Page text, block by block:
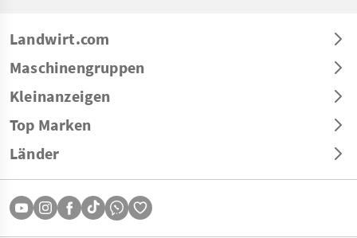
Landwirt.com
Maschinengruppen
Kleinanzeigen
Top Marken
Länder